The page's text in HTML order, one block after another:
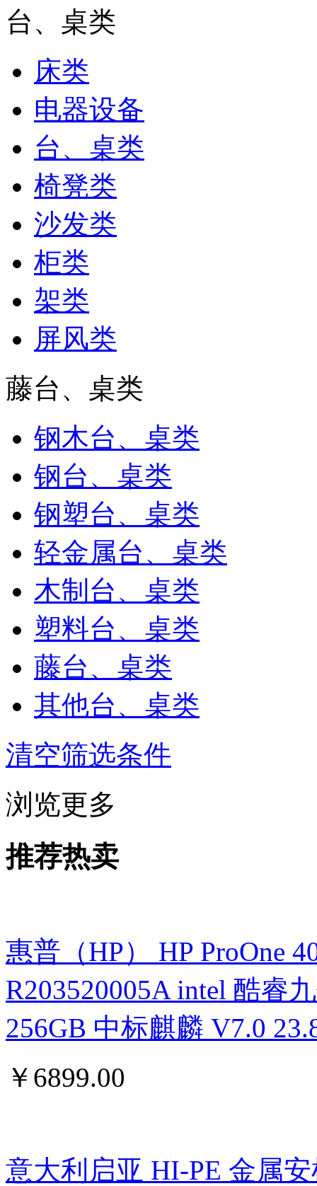
台、桌类
床类
电器设备
台、桌类
椅凳类
沙发类
柜类
架类
屏风类
藤台、桌类
钢木台、桌类
钢台、桌类
钢塑台、桌类
轻金属台、桌类
木制台、桌类
塑料台、桌类
藤台、桌类
其他台、桌类
清空筛选条件
浏览更多
推荐热卖
惠普（HP） HP ProOne
R203520005A intel 酷睿
256GB 中标麒麟 V7.0
￥ 6899.00
意大利启亚 HI-PE 金属